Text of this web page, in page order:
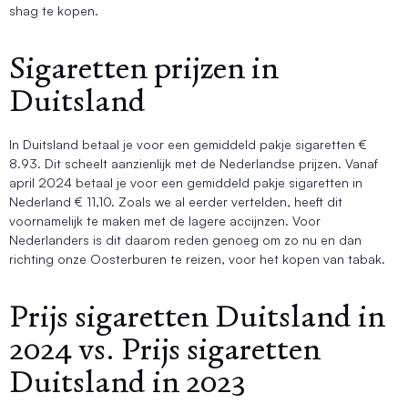
shag te kopen.
Sigaretten prijzen in
Duitsland
In Duitsland betaal je voor een gemiddeld pakje sigaretten €
8.93. Dit scheelt aanzienlijk met de Nederlandse prijzen. Vanaf
april 2024 betaal je voor een gemiddeld pakje sigaretten in
Nederland € 11,10. Zoals we al eerder vertelden, heeft dit
voornamelijk te maken met de lagere accijnzen. Voor
Nederlanders is dit daarom reden genoeg om zo nu en dan
richting onze Oosterburen te reizen, voor het kopen van tabak.
Prijs sigaretten Duitsland in
2024 vs. Prijs sigaretten
Duitsland in 2023